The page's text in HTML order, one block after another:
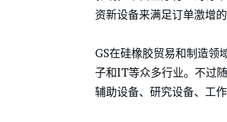
资新设备来满足订单激增的
GS在硅橡胶贸易和制造领
子和IT等众多行业。不过
辅助设备、研究设备、工